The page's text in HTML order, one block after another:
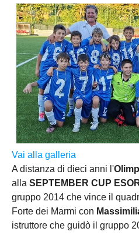
SIENA
Amatori AICS Lucca
Vai alla galleria
A distanza di dieci anni l'
alla SEPTEMBER CUP
gruppo 2014 che vince il
Forte dei Marmi con
istruttore che guidò il gruppo